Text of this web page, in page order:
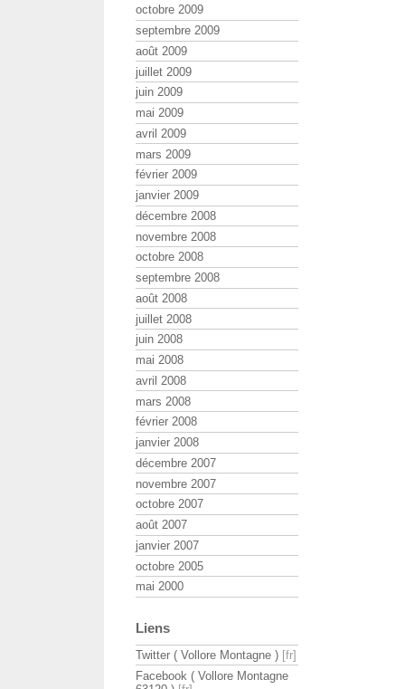
octobre 2009
septembre 2009
août 2009
juillet 2009
juin 2009
mai 2009
avril 2009
mars 2009
février 2009
janvier 2009
décembre 2008
novembre 2008
octobre 2008
septembre 2008
août 2008
juillet 2008
juin 2008
mai 2008
avril 2008
mars 2008
février 2008
janvier 2008
décembre 2007
novembre 2007
octobre 2007
août 2007
janvier 2007
octobre 2005
mai 2000
Liens
Twitter ( Vollore Montagne )
Facebook ( Vollore Montagne